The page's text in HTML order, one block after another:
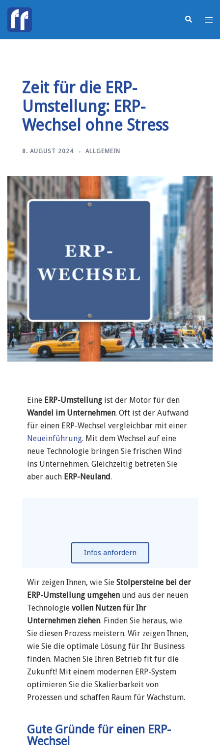
Zeit für die ERP-
Umstellung: ERP-
Wechsel ohne Stress
8. AUGUST 2024 ALLGEMEIN
Eine ERP-Umstellung ist der Motor für den
Wandel im Unternehmen. Oft ist der Aufwand
für einen ERP-Wechsel vergleichbar mit einer
Neueinführung. Mit dem Wechsel auf eine
neue Technologie bringen Sie frischen Wind
ins Unternehmen. Gleichzeitig betreten Sie
aber auch ERP-Neuland.
Infos anfordern
Wir zeigen Ihnen, wie Sie Stolpersteine bei der
ERP-Umstellung umgehen und aus der neuen
Technologie vollen Nutzen für Ihr
Unternehmen ziehen. Finden Sie heraus, wie
Sie diesen Prozess meistern. Wir zeigen Ihnen,
wie Sie die optimale Lösung für Ihr Business
finden. Machen Sie Ihren Betrieb fit für die
Zukunft! Mit einem modernen ERP-System
optimieren Sie die Skalierbarkeit von
Prozessen und schaffen Raum für Wachstum.
Gute Gründe für einen ERP-
Wechsel